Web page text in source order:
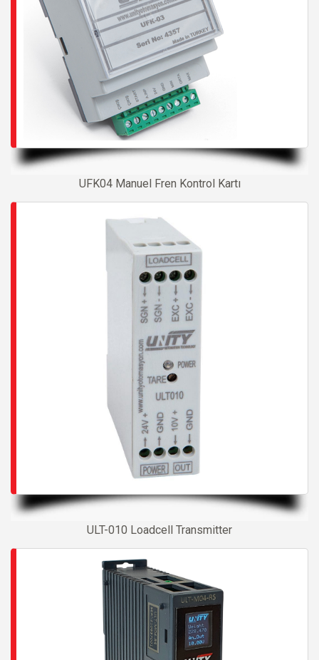
UFK04 Manuel Fren Kontrol Kartı
ULT-010 Loadcell Transmitter